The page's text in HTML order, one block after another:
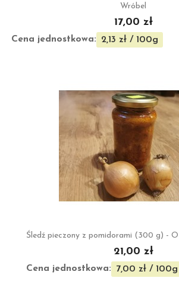
Wróbel
17,00 zł
Cena jednostkowa: 2,13 zł / 100g
Śledź pieczony z pomidorami (300 g) -
21,00 zł
Cena jednostkowa: 7,00 zł / 100g